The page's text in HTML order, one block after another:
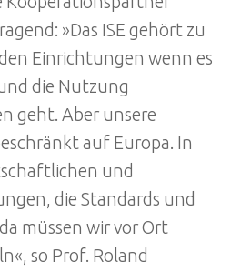
»Das ISE gehört zu
Einrichtungen wenn es
die Nutzung
geht. Aber unsere
auf Europa. In
und
die Standards und
müssen wir vor Ort
so Prof. Roland